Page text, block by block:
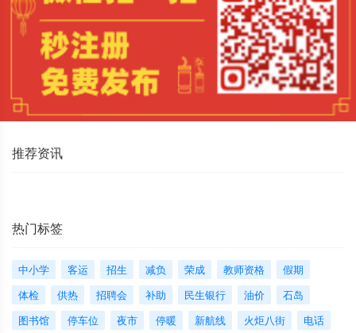
推荐资讯
热门标签
中小学 客运 招生 减负 荣成 教师资格
假期
体检
供热 招聘会 补助 民生银行 油价
石岛
图书馆
停车位 夜市 停暖 新航线 火炬八街 电话